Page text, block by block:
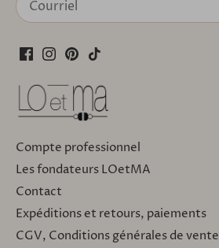
Compte professionnel
Les fondateurs LOetMA
Contact
Expéditions et retours, paiements
CGV, Conditions générales de vente